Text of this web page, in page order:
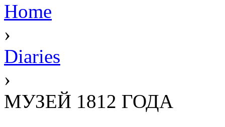
Home
›
Diaries
›
МУЗЕЙ 1812 ГОДА